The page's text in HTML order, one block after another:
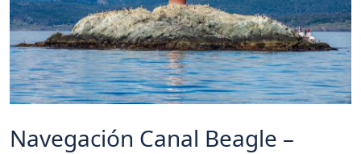
Navegación Canal Beagle –